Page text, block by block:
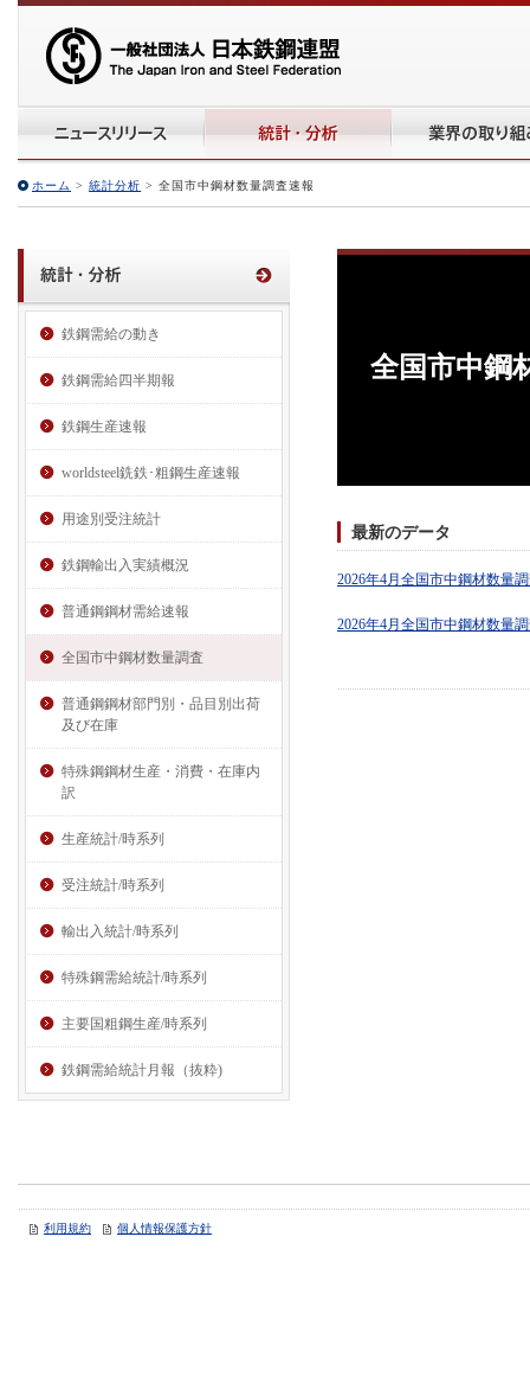
ホーム >統計分析 > 全国市中鋼材数量調査速報
全国市中鋼
最新のデータ
2026年4月全国市中鋼材数量
2026年4月全国市中鋼材数量
鉄鋼需給の動き
鉄鋼需給四半期報
鉄鋼生産速報
worldsteel銑鉄･粗鋼生産速報
用途別受注統計
鉄鋼輸出入実績概況
普通鋼鋼材需給速報
全国市中鋼材数量調査
普通鋼鋼材部門別・品目別出荷
及び在庫
特殊鋼鋼材生産・消費・在庫内
訳
生産統計/時系列
受注統計/時系列
輸出入統計/時系列
特殊鋼需給統計/時系列
主要国粗鋼生産/時系列
鉄鋼需給統計月報（抜粋)
利用規約 個人情報保護方針